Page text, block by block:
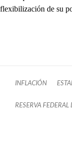
flexibilización de su
INFLACIÓN
RESERVA